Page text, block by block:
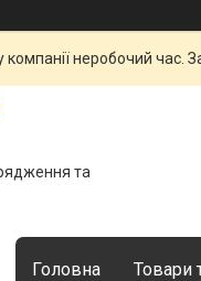
компанії неробочий час.
та
Головна Товари